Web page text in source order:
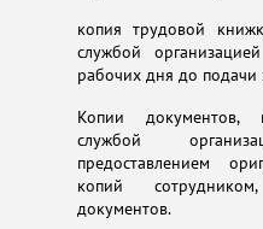
копия трудовой
службой
рабочих дня до подачи
Копии документов,
службой
предоставлением
копий
документов.